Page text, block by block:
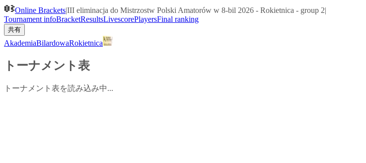
Online Brackets|III eliminacja do Mistrzostw Polski Amatorów w 8-bil 2026 - Rokietnica - group 2|
Tournament infoBracketResultsLivescorePlayersFinal ranking
共有
AkademiaBilardowaRokietnica
トーナメント表
トーナメント表を読み込み中...